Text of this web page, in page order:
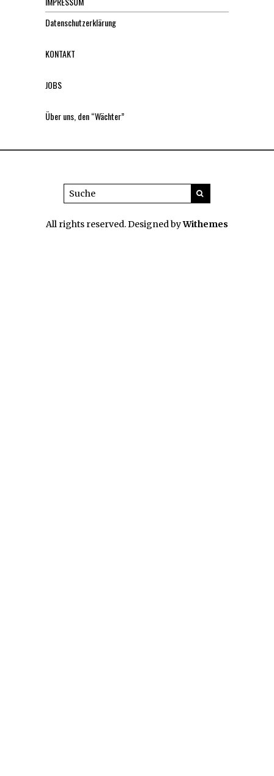
Datenschutzerklärung
KONTAKT
JOBS
Über uns, den “Wächter”
All rights reserved. Designed byWithemes